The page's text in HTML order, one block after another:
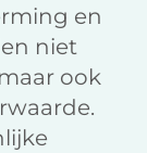
en
niet
ook